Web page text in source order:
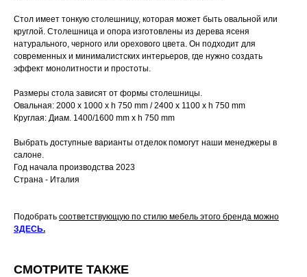
Стол имеет тонкую столешницу, которая может быть овальной или
круглой. Столешница и опора изготовлены из дерева ясеня
натурального, черного или орехового цвета. Он подходит для
современных и минималистских интерьеров, где нужно создать
эффект монолитности и простоты.
Размеры стола зависят от формы столешницы.
Овальная: 2000 x 1000 x h 750 mm / 2400 x 1100 x h 750 mm
Круглая: Диам. 1400/1600 mm х h 750 mm
Выбрать доступные варианты отделок помогут наши менеджеры в
салоне.
Год начала производства 2023
Страна - Италия
Подобрать соответствующую по стилю мебель этого бренда можно
ЗДЕСЬ.
СМОТРИТЕ ТАКЖЕ